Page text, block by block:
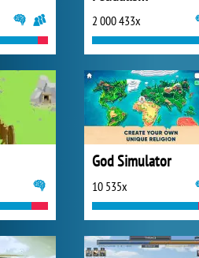
2 000 433x
God Simulator
10 535x